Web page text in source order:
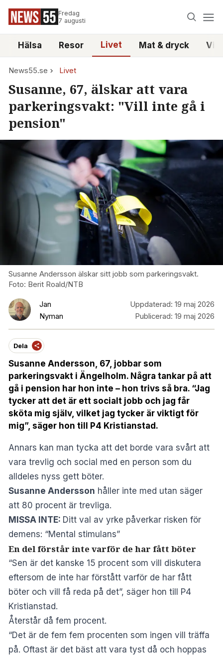
Fredag
7 augusti
Hälsa Resor Livet Mat & dryck
News55.se Livet
Susanne, 67, älskar att vara
parkeringsvakt: "Vill inte gå i
pension"
Susanne Andersson älskar sitt jobb som parkeringsvakt.
Foto: Berit Roald/NTB
Jan
Nyman
Uppdaterad: 19 maj 2026
Publicerad: 19 maj 2026
Dela
Susanne Andersson, 67, jobbar som
parkeringsvakt i Ängelholm. Några tankar på att
gå i pension har hon inte – hon trivs så bra. “Jag
tycker att det är ett socialt jobb och jag får
sköta mig själv, vilket jag tycker är viktigt för
mig”, säger hon till P4 Kristianstad.
Annars kan man tycka att det borde vara svårt att
vara trevlig och social med en person som du
alldeles nyss gett böter.
Susanne Andersson håller inte med utan säger
att 80 procent är trevliga.
MISSA INTE: Ditt val av yrke påverkar risken för
demens: “Mental stimulans”
En del förstår inte varför de har fått böter
“Sen är det kanske 15 procent som vill diskutera
eftersom de inte har förstått varför de har fått
böter och vill få reda på det”, säger hon till P4
Kristianstad.
Återstår då fem procent.
“Det är de fem fem procenten som ingen vill träffa
på. Oftast är det bäst att vara tyst då och hoppas